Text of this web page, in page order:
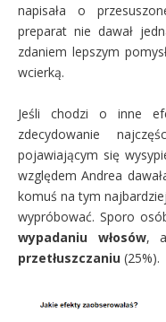
napisała o
preparat nie dawał
zdaniem lepszym
wcierką.
Jeśli chodzi o inne
zdecydowanie
pojawiającym się
względem Andrea
komuś na tym
wypróbować. Sporo
wypadaniu włosów,
przetłuszczaniu (25%).